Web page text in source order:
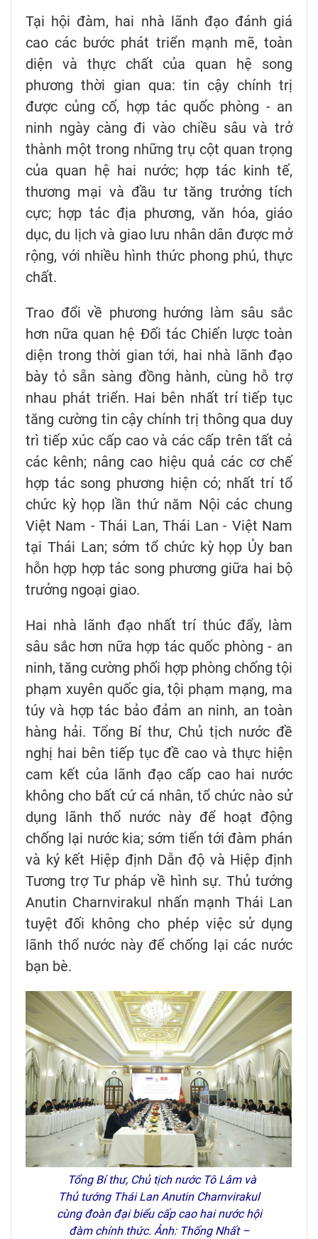
Tại hội đàm, hai nhà lãnh đạo đánh giá
cao các bước phát triển mạnh mẽ, toàn
diện và thực chất của quan hệ song
phương thời gian qua: tin cậy chính trị
được củng cố, hợp tác quốc phòng - an
ninh ngày càng đi vào chiều sâu và trở
thành một trong những trụ cột quan trọng
của quan hệ hai nước; hợp tác kinh tế,
thương mại và đầu tư tăng trưởng tích
cực; hợp tác địa phương, văn hóa, giáo
dục, du lịch và giao lưu nhân dân được mở
rộng, với nhiều hình thức phong phú, thực
chất.
Trao đổi về phương hướng làm sâu sắc
hơn nữa quan hệ Đối tác Chiến lược toàn
diện trong thời gian tới, hai nhà lãnh đạo
bày tỏ sẵn sàng đồng hành, cùng hỗ trợ
nhau phát triển. Hai bên nhất trí tiếp tục
tăng cường tin cậy chính trị thông qua duy
trì tiếp xúc cấp cao và các cấp trên tất cả
các kênh; nâng cao hiệu quả các cơ chế
hợp tác song phương hiện có; nhất trí tổ
chức kỳ họp lần thứ năm Nội các chung
Việt Nam - Thái Lan, Thái Lan - Việt Nam
tại Thái Lan; sớm tổ chức kỳ họp Ủy ban
hỗn hợp hợp tác song phương giữa hai bộ
trưởng ngoại giao.
Hai nhà lãnh đạo nhất trí thúc đẩy, làm
sâu sắc hơn nữa hợp tác quốc phòng - an
ninh, tăng cường phối hợp phòng chống tội
phạm xuyên quốc gia, tội phạm mạng, ma
túy và hợp tác bảo đảm an ninh, an toàn
hàng hải. Tổng Bí thư, Chủ tịch nước đề
nghị hai bên tiếp tục đề cao và thực hiện
cam kết của lãnh đạo cấp cao hai nước
không cho bất cứ cá nhân, tổ chức nào sử
dụng lãnh thổ nước này để hoạt động
chống lại nước kia; sớm tiến tới đàm phán
và ký kết Hiệp định Dẫn độ và Hiệp định
Tương trợ Tư pháp về hình sự. Thủ tướng
Anutin Charnvirakul nhấn mạnh Thái Lan
tuyệt đối không cho phép việc sử dụng
lãnh thổ nước này để chống lại các nước
bạn bè.
Tổng Bí thư, Chủ tịch nước Tô Lâm và
Thủ tướng Thái Lan Anutin Charnvirakul
cùng đoàn đại biểu cấp cao hai nước hội
đàm chính thức. Ảnh: Thống Nhất –